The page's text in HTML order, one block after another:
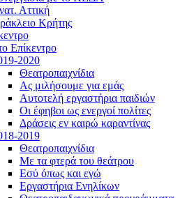
Αττική
Κρήτης
Επίκεντρο
2020
Θεατροπαιχνίδια
Ας μιλήσουμε για εμάς
Αυτοτελή εργαστήρια παιδιών
Οι έφηβοι ως ενεργοί πολίτες
Δράσεις εν καιρώ καραντίνας
2019
Θεατροπαιχνίδια
Με τα φτερά του θεάτρου
Εσύ όπως και εγώ
Εργαστήρια Ενηλίκων